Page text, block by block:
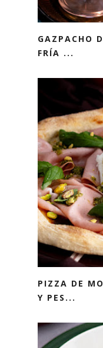
GAZPACHO
FRÍA ...
PIZZA DE
Y PES...